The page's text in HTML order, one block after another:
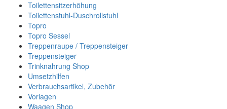
Toilettensitzerhöhung
Toilettenstuhl-Duschrollstuhl
Topro
Topro Sessel
Treppenraupe / Treppensteiger
Treppensteiger
Trinknahrung Shop
Umsetzhilfen
Verbrauchsartikel, Zubehör
Vorlagen
Waagen Shop